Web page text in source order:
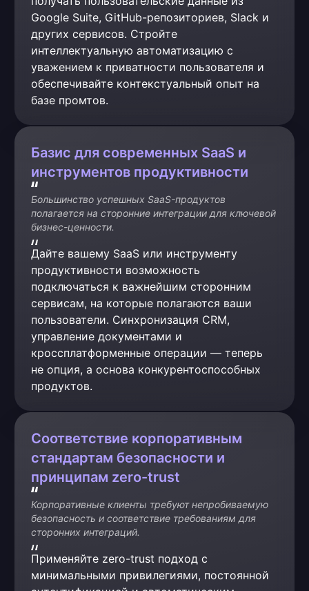
Google Suite, GitHub-репозиториев, Slack и
других сервисов. Стройте
интеллектуальную автоматизацию с
уважением к приватности пользователя и
обеспечивайте контекстуальный опыт на
базе промтов.
Базис для современных SaaS и
инструментов продуктивности
Большинство успешных SaaS-продуктов
полагается на сторонние интеграции для ключевой
бизнес-ценности.
Дайте вашему SaaS или инструменту
продуктивности возможность
подключаться к важнейшим сторонним
сервисам, на которые полагаются ваши
пользователи. Синхронизация CRM,
управление документами и
кроссплатформенные операции — теперь
не опция, а основа конкурентоспособных
продуктов.
Соответствие корпоративным
стандартам безопасности и
принципам zero-trust
Корпоративные клиенты требуют непробиваемую
безопасность и соответствие требованиям для
сторонних интеграций.
Применяйте zero-trust подход с
минимальными привилегиями, постоянной